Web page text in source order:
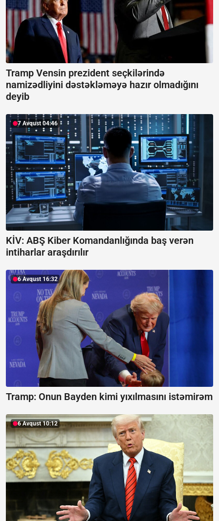
Tramp Vensin prezident seçkilərində
namizədliyini dəstəkləməyə hazır olmadığını
deyib
7 Avqust 04:46
KİV: ABŞ Kiber Komandanlığında baş verən
intiharlar araşdırılır
6 Avqust 16:32
Tramp: Onun Bayden kimi yıxılmasını istəmirəm
6 Avqust 10:12